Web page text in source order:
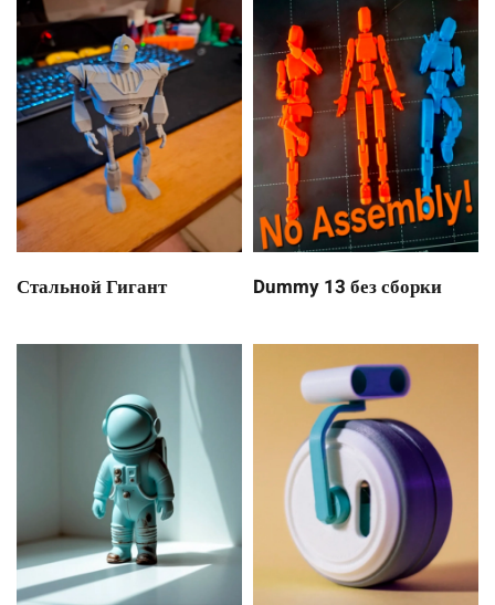
Стальной Гигант Dummy 13 без сборки